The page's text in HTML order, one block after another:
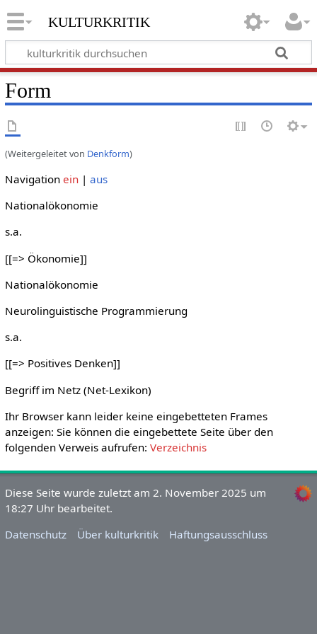
kulturkritik
Form
(Weitergeleitet von Denkform)
Navigation ein| aus
Nationalökonomie
s.a.
[[=> Ökonomie]]
Nationalökonomie
Neurolinguistische Programmierung
s.a.
[[=> Positives Denken]]
Begriff im Netz (Net-Lexikon)
Ihr Browser kann leider keine eingebetteten Frames
anzeigen: Sie können die eingebettete Seite über den
folgenden Verweis aufrufen: Verzeichnis
Diese Seite wurde zuletzt am 2. November 2025 um
18:27 Uhr bearbeitet.
Datenschutz
Über kulturkritik Haftungsausschluss